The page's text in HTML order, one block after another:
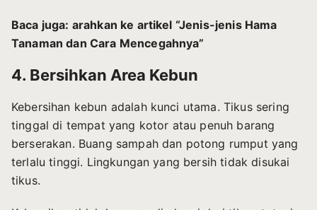
Baca juga: arahkan ke artikel “Jenis-jenis Hama
Tanaman dan Cara Mencegahnya”
4. Bersihkan Area Kebun
Kebersihan kebun adalah kunci utama. Tikus sering
tinggal di tempat yang kotor atau penuh barang
berserakan. Buang sampah dan potong rumput yang
terlalu tinggi. Lingkungan yang bersih tidak disukai
tikus.